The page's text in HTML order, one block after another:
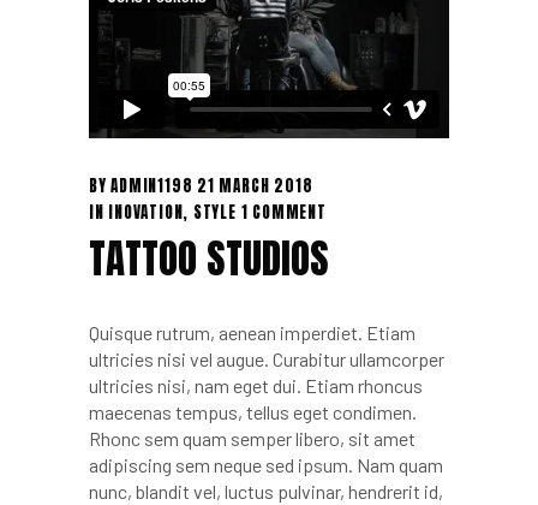
BYADMIN1198 21 MARCH 2018
IN
INOVATION , STYLE 1 COMMENT
TATTOO STUDIOS
Quisque rutrum, aenean imperdiet. Etiam
ultricies nisi vel augue. Curabitur ullamcorper
ultricies nisi, nam eget dui. Etiam rhoncus
maecenas tempus, tellus eget condimen.
Rhonc sem quam semper libero, sit amet
adipiscing sem neque sed ipsum. Nam quam
nunc, blandit vel, luctus pulvinar, hendrerit id,